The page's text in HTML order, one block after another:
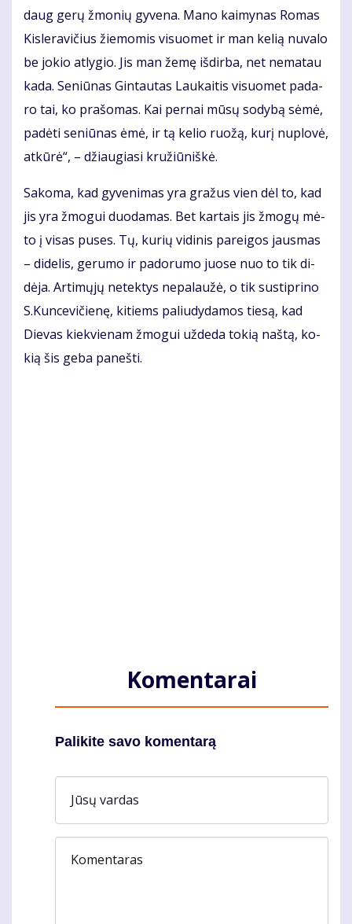
daug ge­rų žmo­nių gy­ve­na. Ma­no kai­my­nas Ro­mas
Kis­le­ra­vi­čius žie­mo­mis vi­suo­met ir man ke­lią nu­va­lo
be jo­kio at­ly­gio. Jis man že­mę iš­dir­ba, net ne­ma­tau
ka­da. Se­niū­nas Gin­tau­tas Lau­kai­tis vi­suo­met pa­da­
ro tai, ko pra­šo­mas. Kai per­nai mū­sų so­dy­bą sė­mė,
pa­dė­ti se­niū­nas ėmė, ir tą ke­lio ruo­žą, ku­rį nu­plo­vė,
at­kū­rė“, – džiau­gia­si kru­žiū­niš­kė.
Sa­ko­ma, kad gy­ve­ni­mas yra gra­žus vien dėl to, kad
jis yra žmo­gui duo­da­mas. Bet kar­tais jis žmo­gų mė­
to į vi­sas pu­ses. Tų, ku­rių vi­di­nis pa­rei­gos jaus­mas
– di­de­lis, ge­ru­mo ir pa­do­ru­mo juo­se nuo to tik di­
dė­ja. Ar­ti­mų­jų ne­tek­tys ne­pa­lau­žė, o tik su­stip­ri­no
S.Kun­ce­vi­čie­nę, ki­tiems pa­liu­dy­da­mos tie­są, kad
Die­vas kiek­vie­nam žmo­gui už­de­da to­kią naš­tą, ko­
kią šis ge­ba pa­neš­ti.
Komentarai
Palikite savo komentarą
Jūsų vardas
Komentaras